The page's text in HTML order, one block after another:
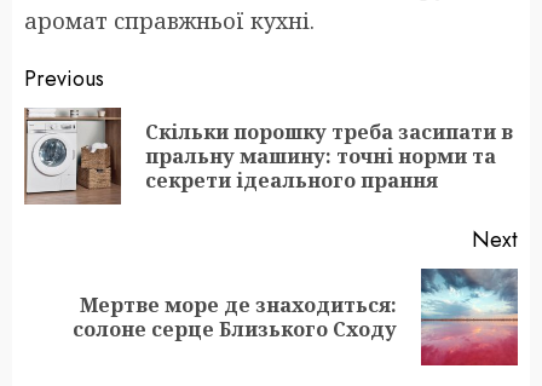
аромат справжньої кухні.
Post
navigation
Previous
Скільки порошку треба засипати в
пральну машину: точні норми та
секрети ідеального прання
Next
post:
Мертве море де знаходиться:
солоне серце Близького Сходу